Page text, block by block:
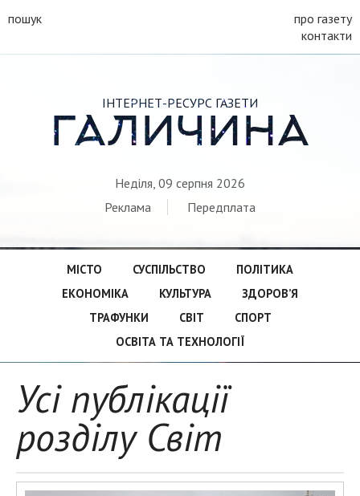
пошук
про газету
контакти
ІНТЕРНЕТ-РЕСУРС ГАЗЕТИ
ГАЛИЧИНА
Неділя, 09 серпня 2026
Реклама
Передплата
МІСТО СУСПІЛЬСТВО
ПОЛІТИКА
ЕКОНОМІКА
КУЛЬТУРА
ЗДОРОВ’Я
ТРАФУНКИ
СВІТ
СПОРТ
ОСВІТА ТА ТЕХНОЛОГІЇ
Усі публікації
розділу Світ